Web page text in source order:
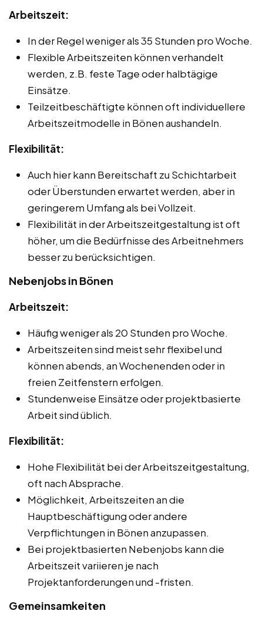
Arbeitszeit:
In der Regel weniger als 35 Stunden pro Woche.
Flexible Arbeitszeiten können verhandelt
werden, z.B. feste Tage oder halbtägige
Einsätze.
Teilzeitbeschäftigte können oft individuellere
Arbeitszeitmodelle in Bönen aushandeln.
Flexibilität:
Auch hier kann Bereitschaft zu Schichtarbeit
oder Überstunden erwartet werden, aber in
geringerem Umfang als bei Vollzeit.
Flexibilität in der Arbeitszeitgestaltung ist oft
höher, um die Bedürfnisse des Arbeitnehmers
besser zu berücksichtigen.
Nebenjobs in Bönen
Arbeitszeit:
Häufig weniger als 20 Stunden pro Woche.
Arbeitszeiten sind meist sehr flexibel und
können abends, an Wochenenden oder in
freien Zeitfenstern erfolgen.
Stundenweise Einsätze oder projektbasierte
Arbeit sind üblich.
Flexibilität:
Hohe Flexibilität bei der Arbeitszeitgestaltung,
oft nach Absprache.
Möglichkeit, Arbeitszeiten an die
Hauptbeschäftigung oder andere
Verpflichtungen in Bönen anzupassen.
Bei projektbasierten Nebenjobs kann die
Arbeitszeit variieren je nach
Projektanforderungen und -fristen.
Gemeinsamkeiten